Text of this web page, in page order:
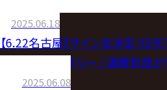
2025.06.18
【6.22名古屋】サイン会決定！征
クソン・ハックスリー / 遠藤哲哉が
2025.06.08